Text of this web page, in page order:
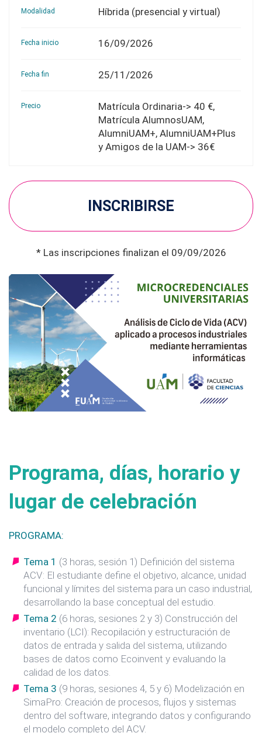
Modalidad Híbrida (presencial y virtual)
Fecha inicio 16/09/2026
Fecha fin 25/11/2026
Precio
Matrícula Ordinaria-> 40 €,
Matrícula AlumnosUAM,
AlumniUAM+, AlumniUAM+Plus
y Amigos de la UAM-> 36€
INSCRIBIRSE
* Las inscripciones finalizan el 09/09/2026
Programa, días, horario y
lugar de celebración
PROGRAMA:
Tema 1 (3 horas, sesión 1) Definición del sistema
ACV: El estudiante define el objetivo, alcance, unidad
funcional y límites del sistema para un caso industrial,
desarrollando la base conceptual del estudio.
Tema 2 (6 horas, sesiones 2 y 3) Construcción del
inventario (LCI): Recopilación y estructuración de
datos de entrada y salida del sistema, utilizando
bases de datos como Ecoinvent y evaluando la
calidad de los datos.
Tema 3 (9 horas, sesiones 4, 5 y 6) Modelización en
SimaPro: Creación de procesos, flujos y sistemas
dentro del software, integrando datos y configurando
el modelo completo del ACV.